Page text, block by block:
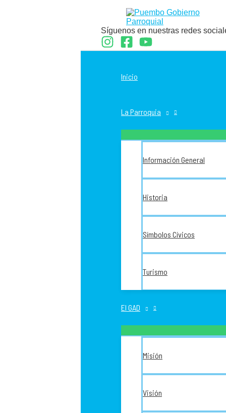
Síguenos en nuestras redes
Inicio
La Parroquia
Información General
Historia
Símbolos Cívicos
Turismo
El GAD
Misión
Visión